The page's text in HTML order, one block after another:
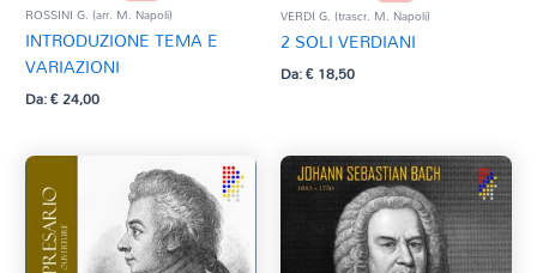
ROSSINI G. (arr. M. Napoli)
INTRODUZIONE TEMA E
VARIAZIONI
Da:€24,00
VERDI G. (trascr. M. Napoli)
2 SOLI VERDIANI
Da:€18,50